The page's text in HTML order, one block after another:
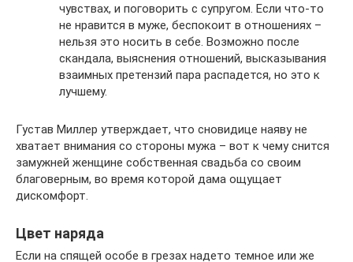
чувствах, и поговорить с супругом. Если что-то
не нравится в муже, беспокоит в отношениях –
нельзя это носить в себе. Возможно после
скандала, выяснения отношений, высказывания
взаимных претензий пара распадется, но это к
лучшему.
Густав Миллер утверждает, что сновидице наяву не
хватает внимания со стороны мужа – вот к чему снится
замужней женщине собственная свадьба со своим
благоверным, во время которой дама ощущает
дискомфорт.
Цвет наряда
Если на спящей особе в грезах надето темное или же